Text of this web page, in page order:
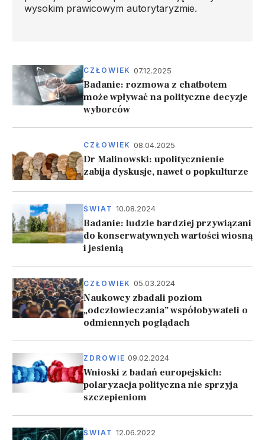
wysokim prawicowym autorytaryzmie.
CZŁOWIEK 07.12.2025
Badanie: rozmowa z chatbotem
może wpływać na polityczne decyzje
wyborców
CZŁOWIEK 08.04.2025
Dr Malinowski: upolitycznienie
zabija dyskusje, nawet o popkulturze
ŚWIAT 10.08.2024
Badanie: ludzie bardziej przywiązani
do konserwatywnych wartości wiosną
i jesienią
CZŁOWIEK 05.03.2024
Naukowcy zbadali poziom
„odczłowieczania” współobywateli o
odmiennych poglądach
ZDROWIE 09.02.2024
Wnioski z badań europejskich:
polaryzacja polityczna nie sprzyja
szczepieniom
ŚWIAT 12.06.2022